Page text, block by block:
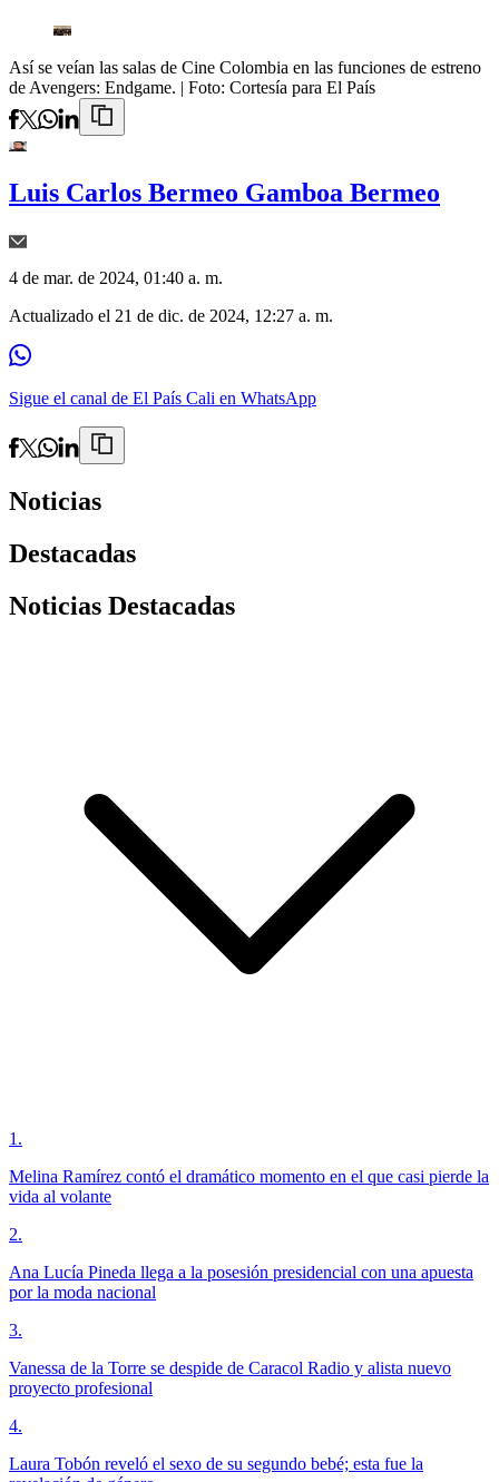
Así se veían las salas de Cine Colombia en las funciones de estreno
de Avengers: Endgame. | Foto: Cortesía para El País
Luis Carlos Bermeo Gamboa Bermeo
4 de mar. de 2024, 01:40 a. m.
Actualizado el 21 de dic. de 2024, 12:27 a. m.
Sigue el canal de El País Cali en WhatsApp
Noticias
Destacadas
Noticias Destacadas
1 .
Melina Ramírez contó el dramático momento en el que casi pierde la
vida al volante
2.
Ana Lucía Pineda llega a la posesión presidencial con una apuesta
por la moda nacional
3.
Vanessa de la Torre se despide de Caracol Radio y alista nuevo
proyecto profesional
4.
Laura Tobón reveló el sexo de su segundo bebé; esta fue la